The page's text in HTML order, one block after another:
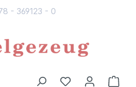
- 369123 - 0
Du hast 0